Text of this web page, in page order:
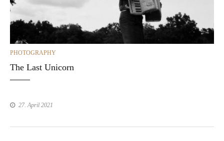
CATEGORIES
PHOTOGRAPHY
The Last Unicorn
27. April 2021